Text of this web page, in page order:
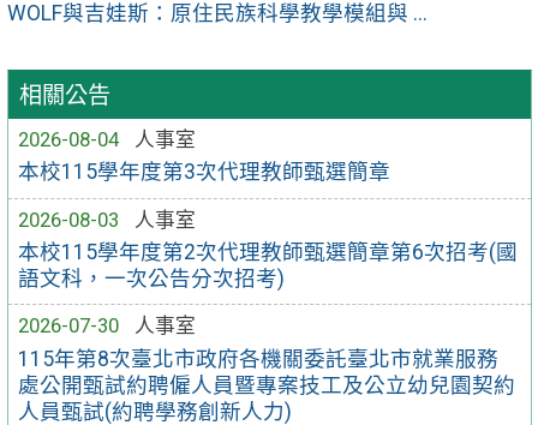
相關公告
2026-08-04
人事室
本校115學年度第3次代理教師甄選簡章
2026-08-03
人事室
本校115學年度第2次代理教師甄選簡章第6次招考(國
語文科，一次公告分次招考)
2026-07-30
人事室
115年第8次臺北市政府各機關委託臺北市就業服務
處公開甄試約聘僱人員暨專案技工及公立幼兒園契約
人員甄試(約聘學務創新人力)
WOLF與吉娃斯：原住民族科學教學模組與 ...